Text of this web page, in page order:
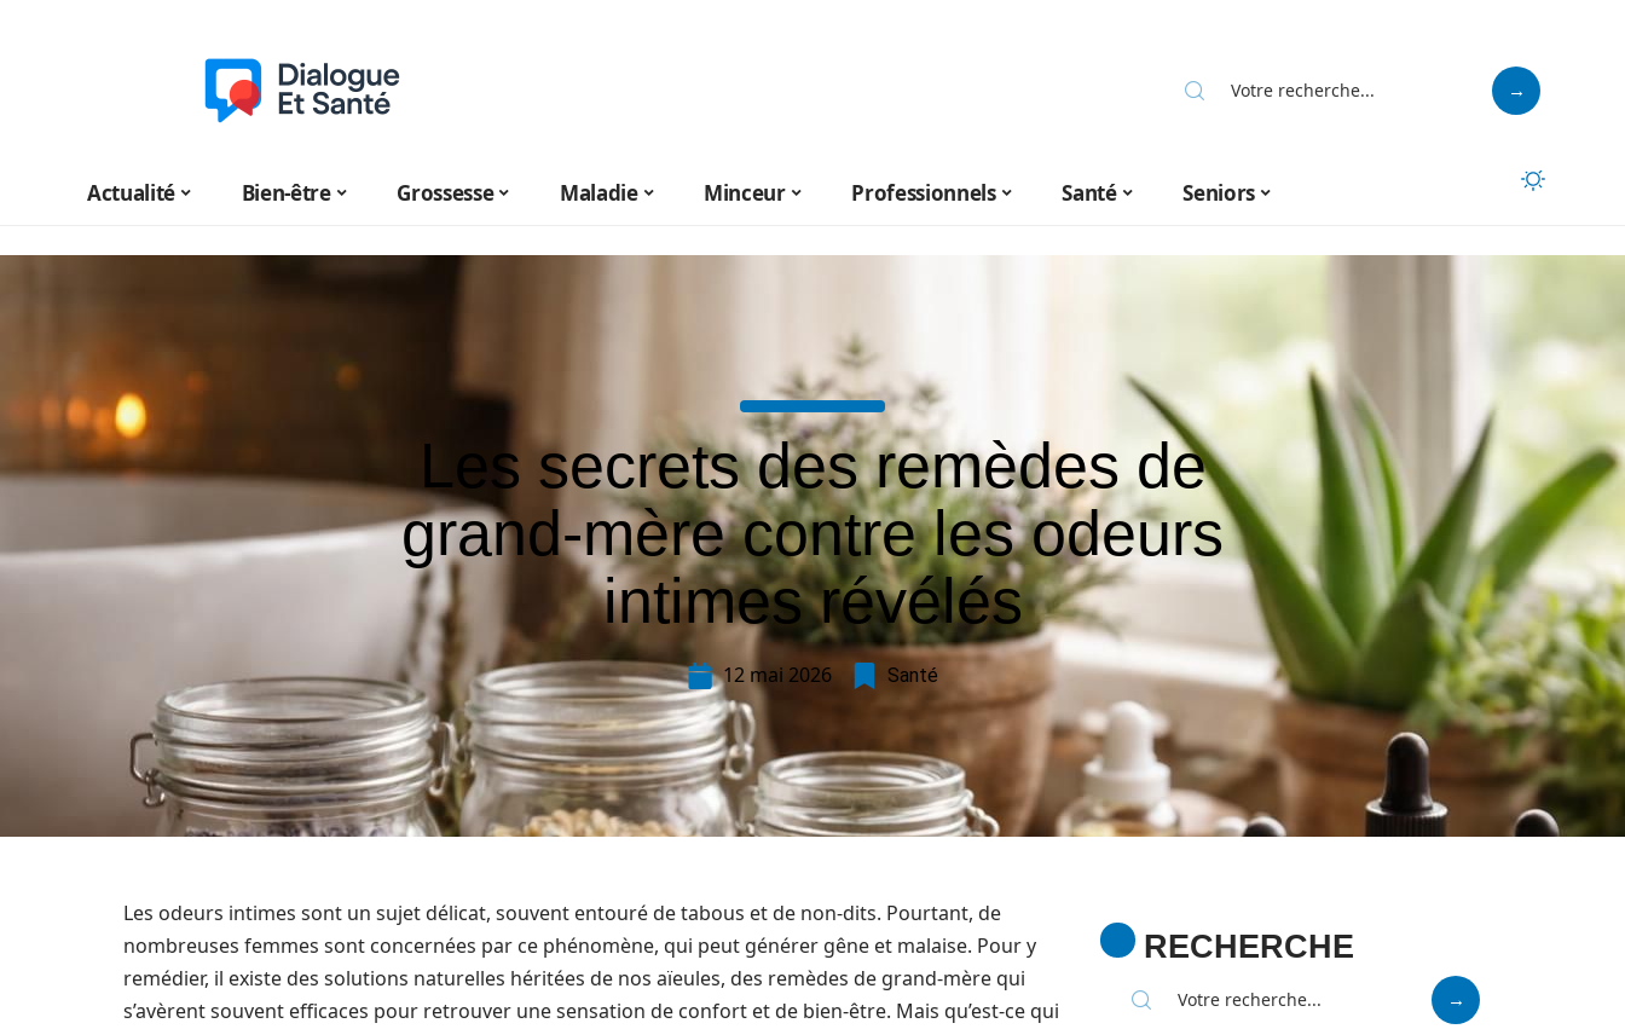
Actualité Bien-être Grossesse Maladie Minceur Professionnels Santé Seniors
Les secrets des remèdes de
grand-mère contre les odeurs
intimes révélés
12 mai 2026 Santé
Les odeurs intimes sont un sujet délicat, souvent entouré de tabous et de non-dits. Pourtant, de
nombreuses femmes sont concernées par ce phénomène, qui peut générer gêne et malaise. Pour y
remédier, il existe des solutions naturelles héritées de nos aïeules, des remèdes de grand-mère qui
s’avèrent souvent efficaces pour retrouver une sensation de confort et de bien-être. Mais qu’est-ce qui
RECHERCHE